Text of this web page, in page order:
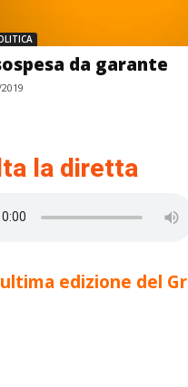
da garante
la diretta
edizione del Gr